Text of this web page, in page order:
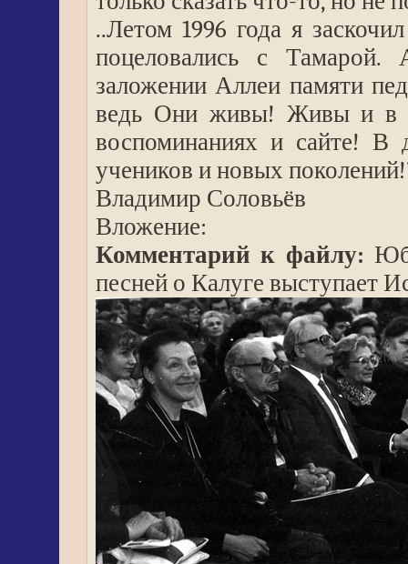
..Летом 1996 года я
поцеловались с
заложении Аллеи памяти
ведь Они живы! Живы и в
воспоминаниях и сайте! В
учеников и новых
Владимир Соловьёв
Вложение:
Комментарий к файлу:
песней о Калуге выступает